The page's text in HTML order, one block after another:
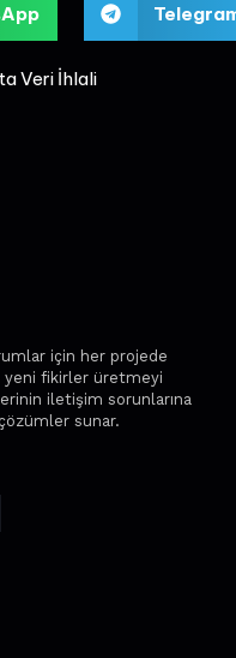
Veri İhlali
için her projede
yeni fikirler üretmeyi
iletişim sorunlarına
sunar.